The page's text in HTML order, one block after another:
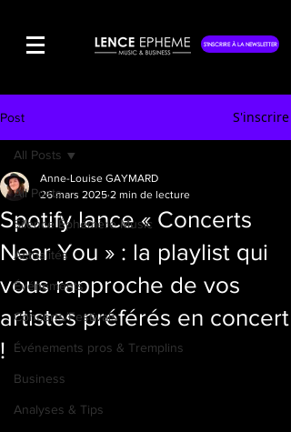
S'INSCRIRE À LA NEWSLETTER
Post S'inscrire
All Posts
Silence Éphémère Music
Actualités
Événements
Concerts/Festivals
Événements pros & Tremplins
Business
Analyses & Tips
All Posts
Spotify lance « Concerts
Near You » : la playlist qui
vous rapproche de vos
artistes préférés en concert
!
Anne-Louise GAYMARD
26 mars 2025 2 min de lecture